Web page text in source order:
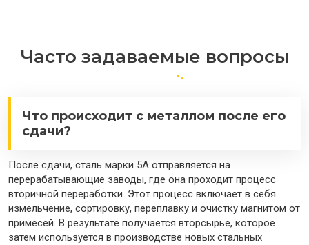
Часто задаваемые вопросы
Что происходит с металлом после его
сдачи?
После сдачи, сталь марки 5A отправляется на
перерабатывающие заводы, где она проходит процесс
вторичной переработки. Этот процесс включает в себя
измельчение, сортировку, переплавку и очистку магнитом от
примесей. В результате получается вторсырье, которое
затем используется в производстве новых стальных